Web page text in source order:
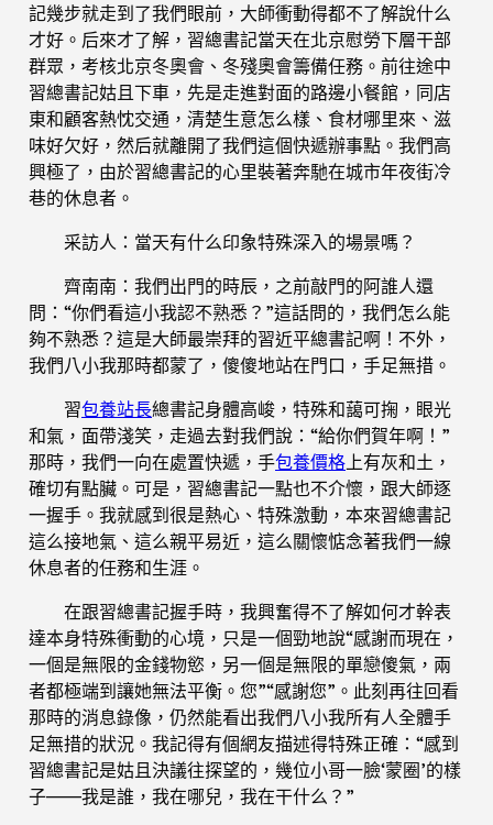
記幾步就走到了我們眼前，大師衝動得都不了解說什么
才好。后來才了解，習總書記當天在北京慰勞下層干部
群眾，考核北京冬奧會、冬殘奧會籌備任務。前往途中
習總書記姑且下車，先是走進對面的路邊小餐館，同店
東和顧客熱忱交通，清楚生意怎么樣、食材哪里來、滋
味好欠好，然后就離開了我們這個快遞辦事點。我們高
興極了，由於習總書記的心里裝著奔馳在城市年夜街冷
巷的休息者。
采訪人：當天有什么印象特殊深入的場景嗎？
齊南南：我們出門的時辰，之前敲門的阿誰人還
問：“你們看這小我認不熟悉？”這話問的，我們怎么能
夠不熟悉？這是大師最崇拜的習近平總書記啊！不外，
我們八小我那時都蒙了，傻傻地站在門口，手足無措。
習包養站長總書記身體高峻，特殊和藹可掬，眼光
和氣，面帶淺笑，走過去對我們說：“給你們賀年啊！”
那時，我們一向在處置快遞，手包養價格 上有灰和土，
確切有點臟。可是，習總書記一點也不介懷，跟大師逐
一握手。我就感到很是熱心、特殊激動，本來習總書記
這么接地氣、這么親平易近，這么關懷惦念著我們一線
休息者的任務和生涯。
在跟習總書記握手時，我興奮得不了解如何才幹表
達本身特殊衝動的心境，只是一個勁地說“感謝而現在，
一個是無限的金錢物慾，另一個是無限的單戀傻氣，兩
者都極端到讓她無法平衡。您”“感謝您”。此刻再往回看
那時的消息錄像，仍然能看出我們八小我所有人全體手
足無措的狀況。我記得有個網友描述得特殊正確：“感到
習總書記是姑且決議往探望的，幾位小哥一臉‘蒙圈’的樣
子——我是誰，我在哪兒，我在干什么？”